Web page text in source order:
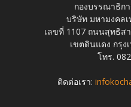
กองบรรณาธิก
บริษัท มหามงคลเ
เลขที่ 1107 ถนนสุทธิส
เขตดินแดง กรุง
โทร.
ติดต่อเรา: